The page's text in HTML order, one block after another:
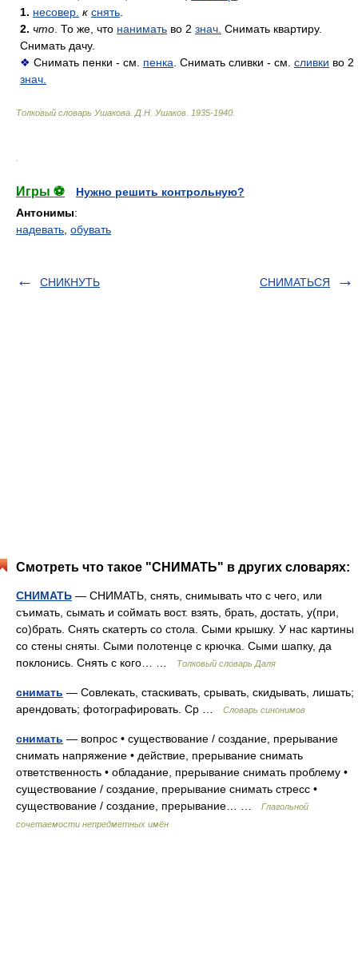
1. несовер. к снять
2. что . То же, что нанимать во 2 знач. Снимать квартиру.
Снимать дачу.
❖ Снимать пенки - см. пенка . Снимать сливки - см. сливки во 2
знач.
Толковый словарь Ушакова Д.Н. Ушаков. 1935-1940
Игры ⚽
Нужно решить контрольную?
Антонимы:
надевать обувать
СНИКНУТЬ СНИМАТЬСЯ
Смотреть что такое "СНИМАТЬ" в других словарях:
СНИМАТЬ — СНИМАТЬ, снять, снимывать что с чего, или
съимать, сымать и соймать вост. взять, брать, достать, у(при,
со)брать. Снять скатерть со стола. Сыми крышку. У нас картины
со стены сняты. Сыми полотенце с крючка. Сыми шапку, да
поклонись. Снять с кого… …
Толковый словарь Даля
снимать — Совлекать, стаскивать, срывать, скидывать, лишать;
арендовать; фотографировать. Ср …
Словарь синонимов
снимать — вопрос • существование / создание, прерывание
снимать напряжение • действие, прерывание снимать
ответственность • обладание, прерывание снимать проблему •
существование / создание, прерывание снимать стресс •
существование / создание, прерывание… …
Глагольной
сочетаемости непредметных имён